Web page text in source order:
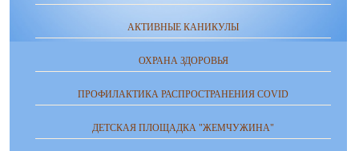
АКТИВНЫЕ КАНИКУЛЫ
ОХРАНА ЗДОРОВЬЯ
ПРОФИЛАКТИКА РАСПРОСТРАНЕНИЯ COVID
ДЕТСКАЯ ПЛОЩАДКА "ЖЕМЧУЖИНА"